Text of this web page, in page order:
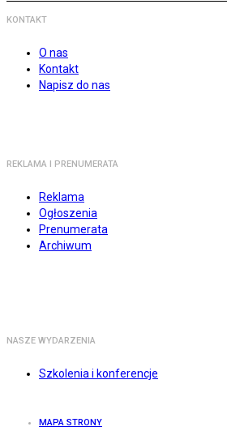
KONTAKT
O nas
Kontakt
Napisz do nas
REKLAMA I PRENUMERATA
Reklama
Ogłoszenia
Prenumerata
Archiwum
NASZE WYDARZENIA
Szkolenia i konferencje
MAPA STRONY